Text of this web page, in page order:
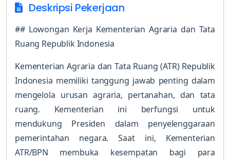
Deskripsi Pekerjaan
## Lowongan Kerja Kementerian Agraria dan Tata
Ruang Republik Indonesia
Kementerian Agraria dan Tata Ruang (ATR) Republik
Indonesia memiliki tanggung jawab penting dalam
mengelola urusan agraria, pertanahan, dan tata
ruang. Kementerian ini berfungsi untuk
mendukung Presiden dalam penyelenggaraan
pemerintahan negara. Saat ini, Kementerian
ATR/BPN membuka kesempatan bagi para